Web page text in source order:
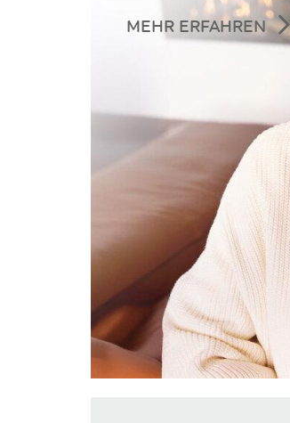
MEHR ERFAHREN